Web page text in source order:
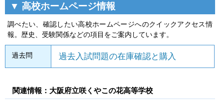
▼ 高校ホームページ情報
調べたい、確認したい高校ホームページへのクイックアクセス情
報。歴史、受験関係などの項目をご案内しています。
過去問 過去入試問題の在庫確認と購入
関連情報：大阪府立咲くやこの花高等学校